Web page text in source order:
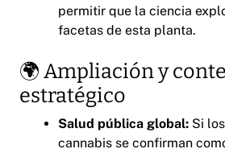
permitir que la ciencia
facetas de esta planta.
🌍 Ampliación y
estratégico
Salud pública global: Si
cannabis se confirman